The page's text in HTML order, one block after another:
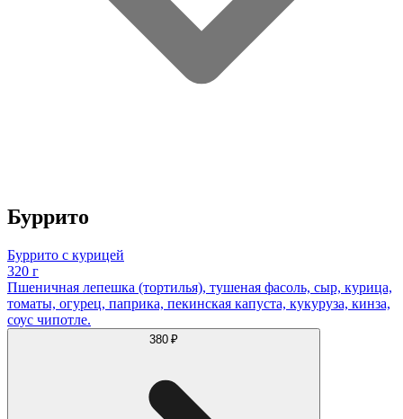
Буррито
Буррито с курицей
320 г
Пшеничная лепешка (тортилья), тушеная фасоль, сыр, курица,
томаты, огурец, паприка, пекинская капуста, кукуруза, кинза,
соус чипотле.
380 ₽